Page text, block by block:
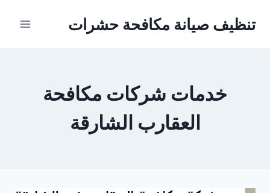
تنظيف صيانة مكافحة حشرات
خدمات شركات مكافحة
العقارب الشارقة